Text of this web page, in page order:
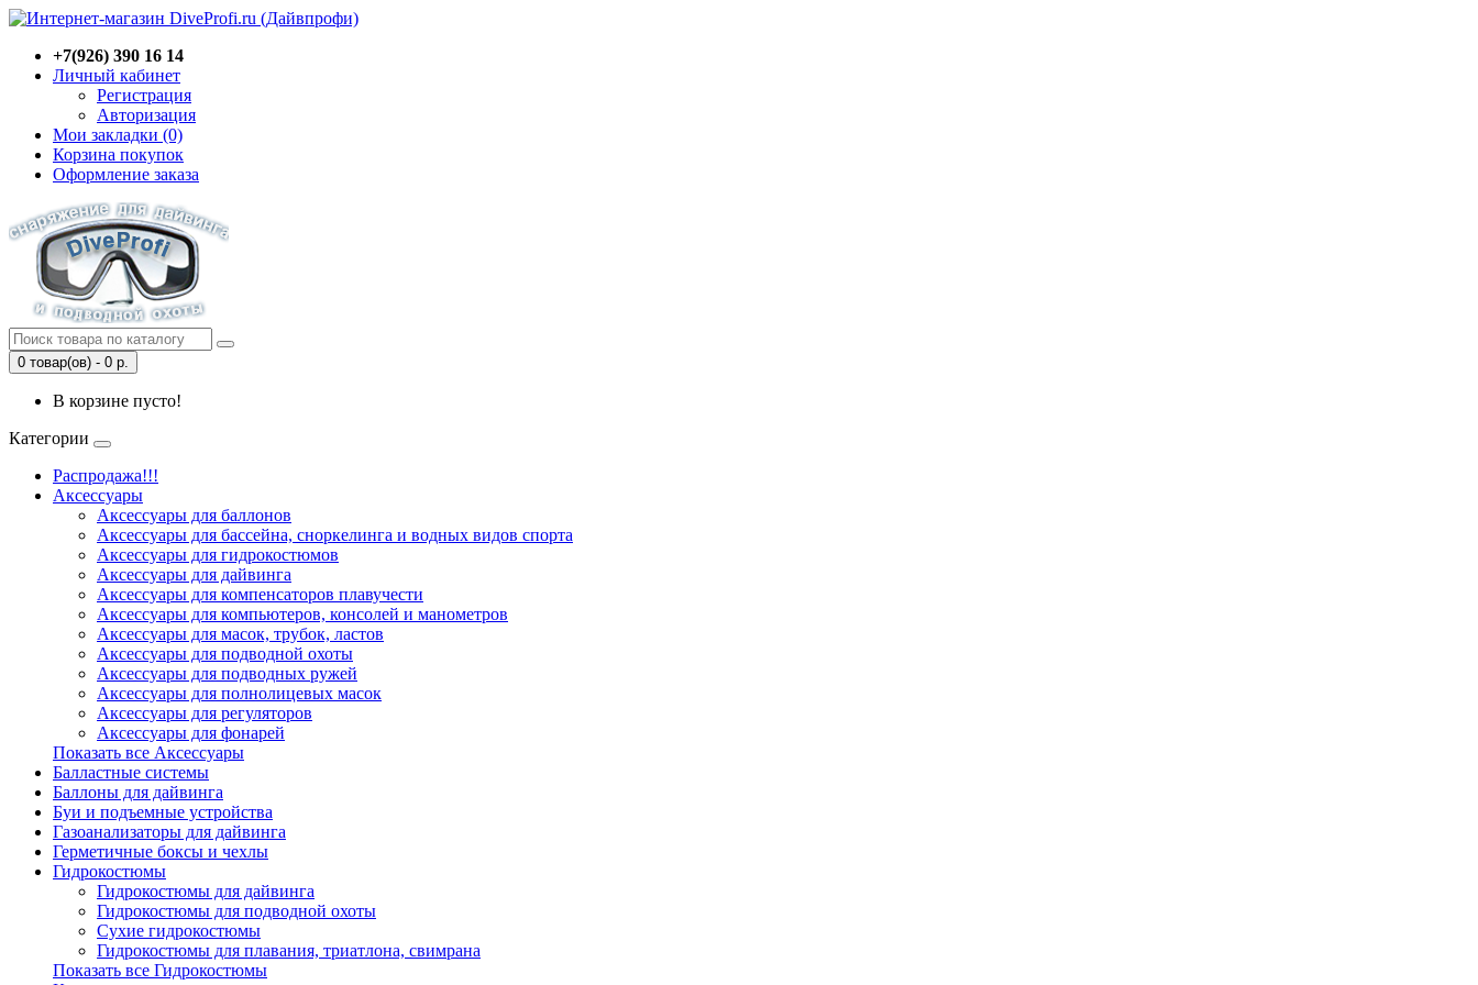
+7(926) 390 16 14
Личный кабинет
Регистрация
Авторизация
Мои закладки (0)
Корзина покупок
Оформление заказа
0 товар(ов) - 0 р.
В корзине пусто!
Категории
Распродажа!!!
Аксессуары
Аксессуары для баллонов
Аксессуары для бассейна, сноркелинга и водных видов спорта
Аксессуары для гидрокостюмов
Аксессуары для дайвинга
Аксессуары для компенсаторов плавучести
Аксессуары для компьютеров, консолей и манометров
Аксессуары для масок, трубок, ластов
Аксессуары для подводной охоты
Аксессуары для подводных ружей
Аксессуары для полнолицевых масок
Аксессуары для регуляторов
Аксессуары для фонарей
Показать все Аксессуары
Балластные системы
Баллоны для дайвинга
Буи и подъемные устройства
Газоанализаторы для дайвинга
Герметичные боксы и чехлы
Гидрокостюмы
Гидрокостюмы для дайвинга
Гидрокостюмы для подводной охоты
Сухие гидрокостюмы
Гидрокостюмы для плавания, триатлона, свимрана
Показать все Гидрокостюмы